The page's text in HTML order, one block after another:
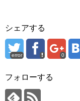
シェアする
error 0
フォローする